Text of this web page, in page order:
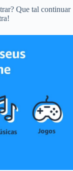
Que tal continuar